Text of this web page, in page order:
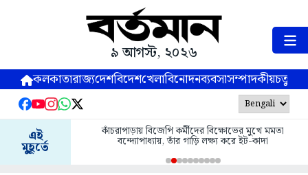
৯ আগস্ট, ২০২৬
কলকাতারাজ্যদেশবিদেশখেলাবিনোদনব্যবসাসম্পাদকীয়
এই
মুহূর্তে
কাঁচরাপাড়ায় বিজেপি কর্মীদের বিক্ষোভের মুখে মমতা
বন্দ্যোপাধ্যায়, তাঁর গাড়ি লক্ষ্য করে ইট-কাদা